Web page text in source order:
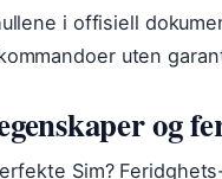
i offisiell
uten
og
Sim?